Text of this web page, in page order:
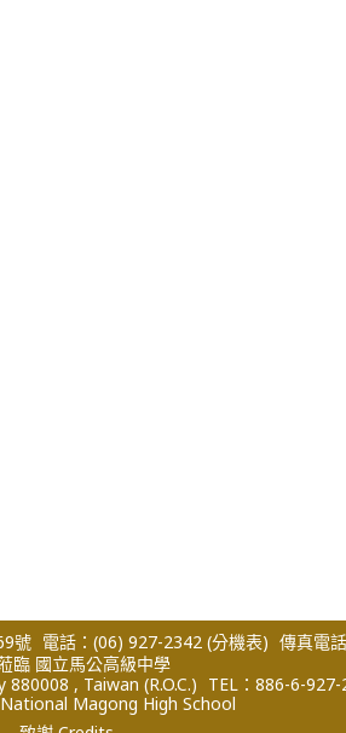
號 電話：(06) 927-2342 (分機表) 傳真電
臨 國立馬公高級中學
, Taiwan (R.O.C.) TEL：886-6-927-
Magong High School